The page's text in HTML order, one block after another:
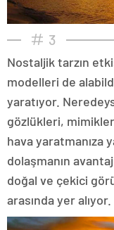
3
Nostaljik tarzın
modelleri de
yaratıyor.
gözlükleri,
hava yaratmanıza
dolaşmanın
doğal ve çekici
arasında yer alıyor.